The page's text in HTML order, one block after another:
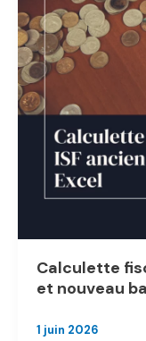
impôt
en
quelques
minutes
en
2026
Calculette
et nouveau
1 juin 2026